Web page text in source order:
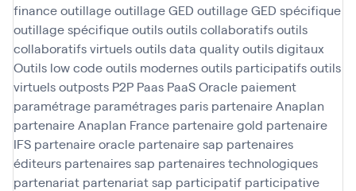
financeoutillageoutillage GED outillage GED spécifique
outillage spécifiqueoutilsoutils collaboratifsoutils
collaboratifs virtuelsoutils data qualityoutils digitaux
Outils low codeoutils modernesoutils participatifsoutils
virtuelsoutposts P2P Paas PaaS Oracle paiement
paramétrage paramétrages paris partenaire Anaplan
partenaire Anaplan France partenaire gold partenaire
IFS partenaire oracle partenaire sap partenaires
éditeurs partenaires sap partenaires technologiques
partenariat partenariat sap participatif participative